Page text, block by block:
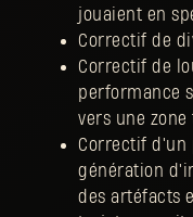
jouaient en
Correctif de
Correctif de
performance
vers une zone
Correctif d'un
génération
des artéfacts